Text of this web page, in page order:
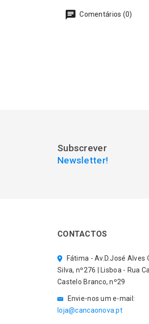
Comentários (0)
Subscrever
Newsletter!
CONTACTOS
Fátima - Av.D.José Alves
Silva, nº276 | Lisboa - Rua
Castelo Branco, nº29
Envie-nos um e-mail:
loja@cancaonova.pt